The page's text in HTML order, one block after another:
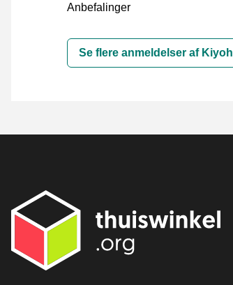
Anbefalinger
Se flere anmeldelser af Kiyoh